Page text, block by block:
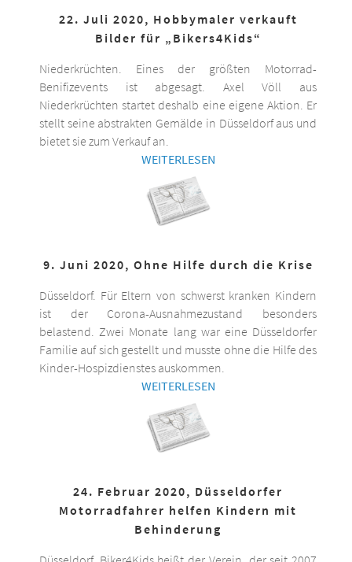
22. Juli 2020, Hobbymaler verkauft
Bilder für „Bikers4Kids“
Niederkrüchten. Eines der größten Motorrad-
Benifizevents ist abgesagt. Axel Völl aus
Niederkrüchten startet deshalb eine eigene Aktion. Er
stellt seine abstrakten Gemälde in Düsseldorf aus und
bietet sie zum Verkauf an.
WEITERLESEN
9. Juni 2020, Ohne Hilfe durch die Krise
Düsseldorf. Für Eltern von schwerst kranken Kindern
ist der Corona-Ausnahmezustand besonders
belastend. Zwei Monate lang war eine Düsseldorfer
Familie auf sich gestellt und musste ohne die Hilfe des
Kinder-Hospizdienstes auskommen.
WEITERLESEN
24. Februar 2020, Düsseldorfer
Motorradfahrer helfen Kindern mit
Behinderung